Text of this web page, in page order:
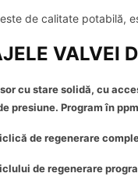
de calitate potabilă,
VALVEI
cu stare solidă, cu
presiune. Program în
de regenerare
de regenerare